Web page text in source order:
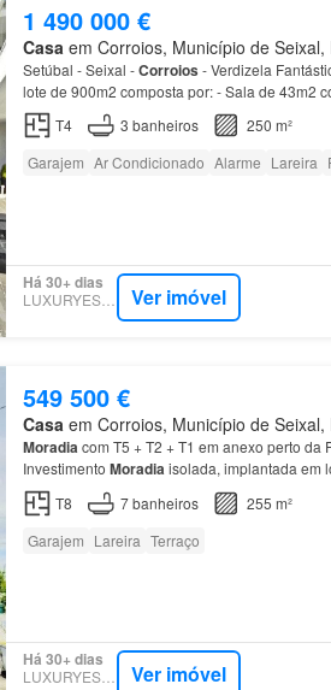
1 490 000 €
Casa em Corroios, Município de Seixal,
Setúbal - Seixal -Corroios - Verdizela
lote de 900m2 composta por: - Sala de 43m2
T4
3 banheiros
250 m²
Garajem Ar Condicionado Alarme Lareira
Há 30+ dias
LUXURYESTATE Ver imóvel
549 500 €
Casa em Corroios, Município de Seixal,
Moradiacom T5 + T2 + T1 em anexo perto
Investimento Moradiaisolada, implantada em
Moradia Principal (T5): - Sala ampla com
T8 7banheiros
255 m²
Garajem Lareira Terraço
Há 30+ dias
LUXURYESTATE Ver imóvel